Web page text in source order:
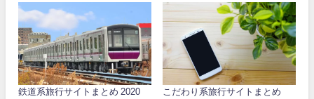
鉄道系旅行サイトまとめ 2020
こだわり系旅行サイトまとめ